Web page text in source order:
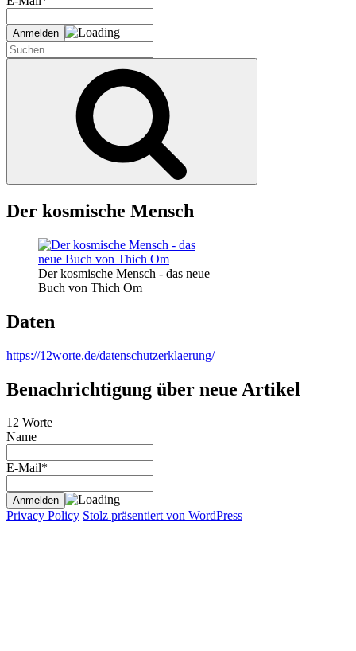
Suche
nach:
Der kosmische Mensch
Der kosmische Mensch - das neue
Buch von Thich Om
Daten
https://12worte.de/datenschutzerklaerung/
Benachrichtigung über neue Artikel
12 Worte
Name
E-Mail*
Privacy Policy Stolz präsentiert von WordPress